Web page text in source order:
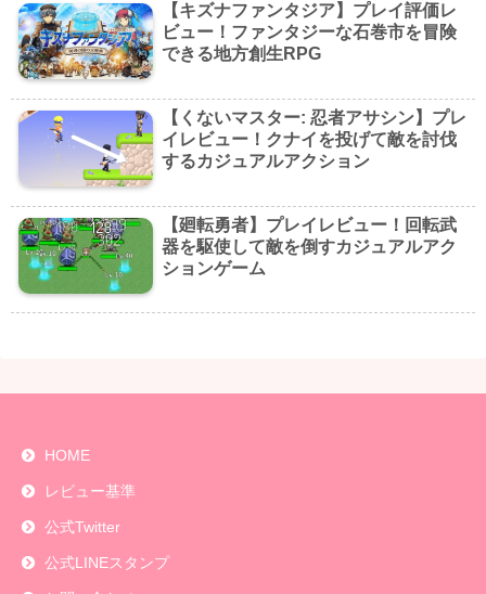
【キズナファンタジア】プレイ評価レ
ビュー！ファンタジーな石巻市を冒険
できる地方創生RPG
【くないマスター: 忍者アサシン】プレ
イレビュー！クナイを投げて敵を討伐
するカジュアルアクション
【廻転勇者】プレイレビュー！回転武
器を駆使して敵を倒すカジュアルアク
ションゲーム
HOME
レビュー基準
公式Twitter
公式LINEスタンプ